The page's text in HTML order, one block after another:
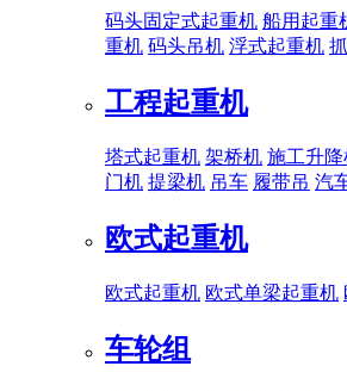
码头固定式起重机 船用起重
重机 码头吊机 浮式起重机
工程起重机
塔式起重机 架桥机 施工升降
门机 提梁机 吊车 履带吊 汽
欧式起重机
欧式起重机 欧式单梁起重机
车轮组